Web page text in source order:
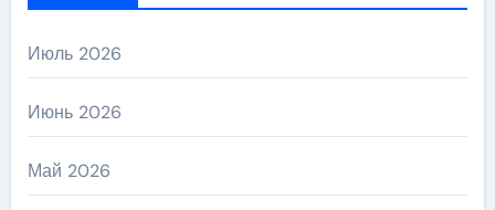
Июль 2026
Июнь 2026
Май 2026